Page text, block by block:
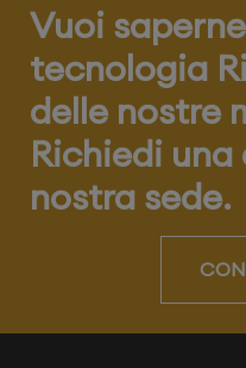
Vuoi
tecnologia
delle nostre
Richiedi una
nostra sede.